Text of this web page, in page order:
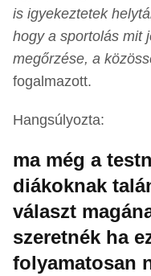
is igyekeztetek
hogy a sportolás mit
megőrzése, a
fogalmazott.
Hangsúlyozta:
ma még a
diákoknak
választ
szeretnék ha
folyamatosan